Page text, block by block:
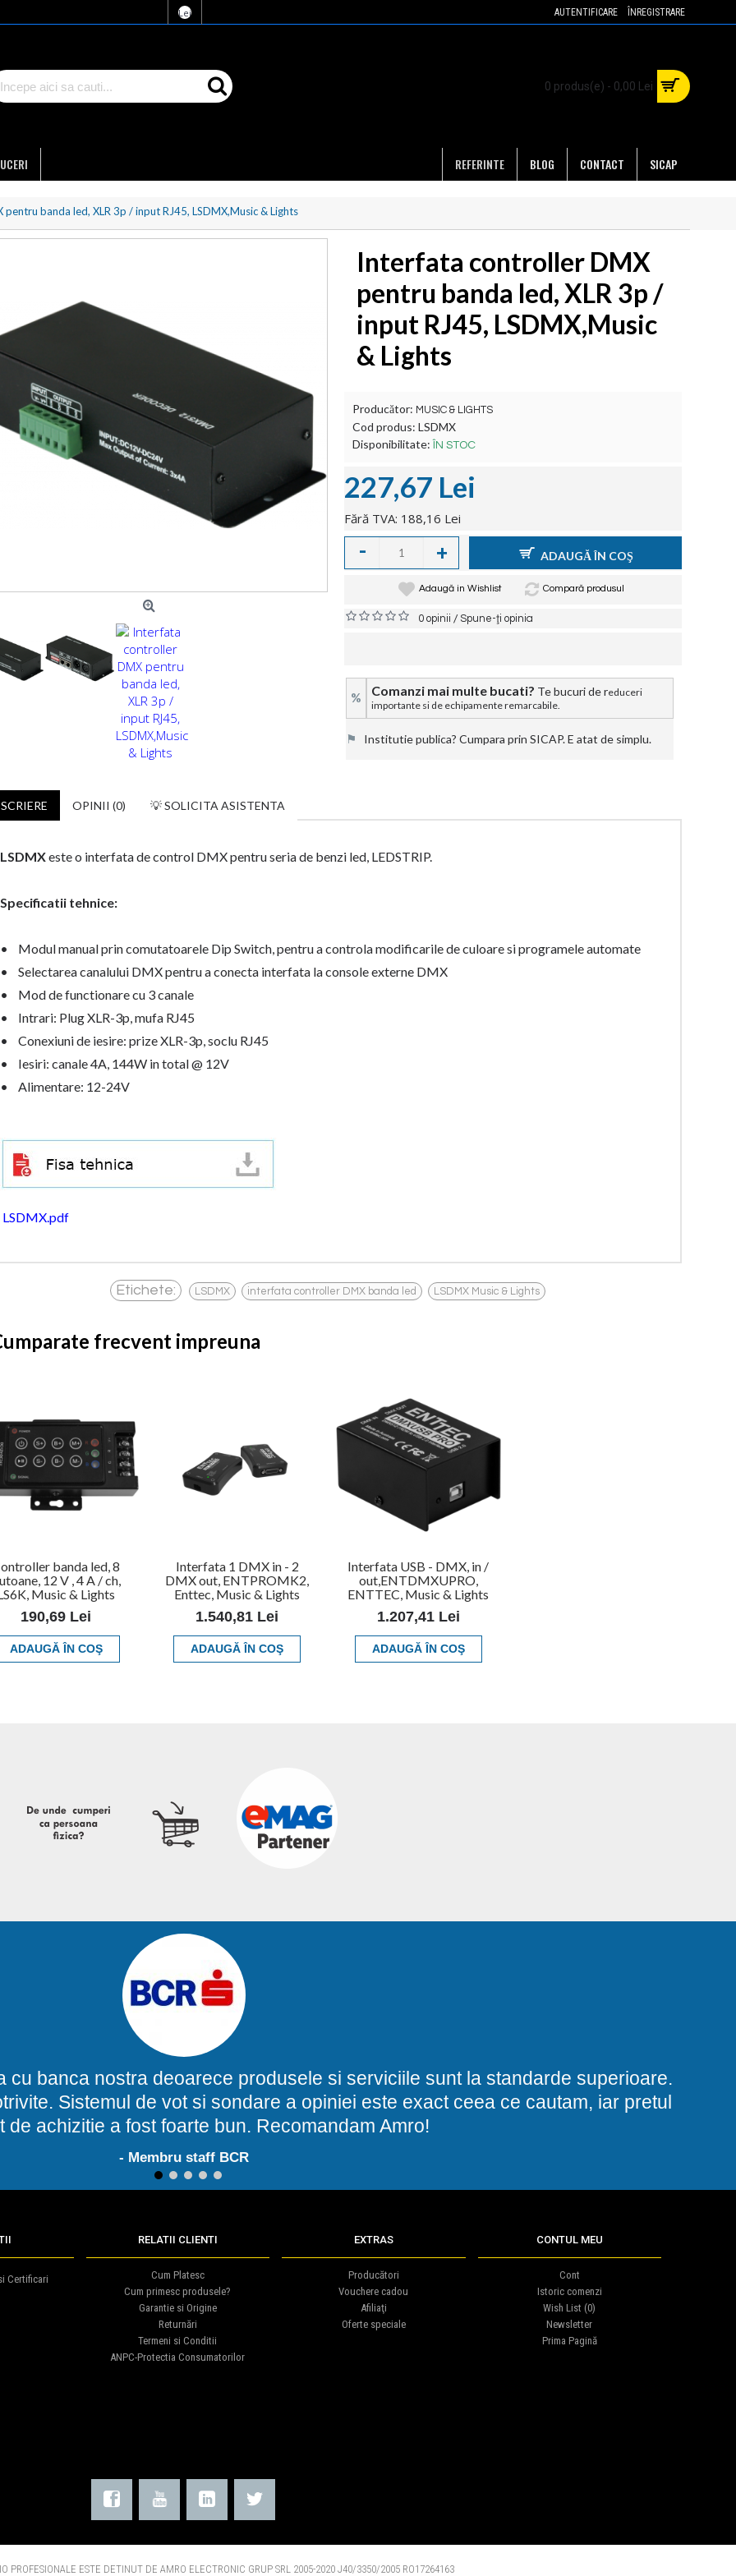
Lei AUTENTIFICARE ÎNREGISTRARE
0 produs(e) - 0,00 Lei
SICAP
CONTACT
BLOG
REFERINTE
banda led, XLR 3p / input RJ45, LSDMX,Music & Lights
Interfata controller DMX
pentru banda led, XLR 3p /
input RJ45, LSDMX,Music
& Lights
Producător: MUSIC & LIGHTS
Cod produs: LSDMX
Disponibilitate: ÎN STOC
227,67 Lei
Fără TVA: 188,16 Lei
- + ADAUGĂ ÎN COŞ
Adaugă in Wishlist Compară produsul
0 opinii /Spune-ţi opinia
% Comanzi mai multe bucati? Te bucuri de reduceri
importante si de echipamente remarcabile.
⚑ Institutie publica? Cumpara prin SICAP. E atat de simplu.
OPINII (0) 💡 SOLICITA ASISTENTA
LSDMXeste o interfata de control DMX pentru seria de benzi led, LEDSTRIP.
Specificatii tehnice:
• Modul manual prin comutatoarele Dip Switch, pentru a controla modificarile de culoare si programele automate
• Selectarea canalului DMX pentru a conecta interfata la console externe DMX
• Mod de functionare cu 3 canale
• Intrari: Plug XLR-3p, mufa RJ45
• Conexiuni de iesire: prize XLR-3p, soclu RJ45
• Iesiri: canale 4A, 144W in total @ 12V
• Alimentare: 12-24V
LSDMX.pdf
Etichete: LSDMX interfata controller DMX banda led LSDMX Music & Lights
frecvent impreuna
banda led, 8
12 V , 4 A / ch,
Music & Lights
190,69 Lei
ADAUGĂ ÎN COŞ
Interfata 1 DMX in - 2
DMX out, ENTPROMK2,
Enttec, Music & Lights
1.540,81 Lei
ADAUGĂ ÎN COŞ
Interfata USB - DMX, in /
out,ENTDMXUPRO,
ENTTEC, Music & Lights
1.207,41 Lei
ADAUGĂ ÎN COŞ
cu banca nostra deoarece produsele si serviciile sunt la standarde superioare.
Sistemul de vot si sondare a opiniei este exact ceea ce cautam, iar pretul
de achizitie a fost foarte bun. Recomandam Amro!
- Membru staff BCR
1 2 3 4 5
Certificari
RELATII CLIENTI
Cum Platesc
Cum primesc produsele?
Garantie si Origine
Returnări
Termeni si Conditii
ANPC-Protectia Consumatorilor
EXTRAS
Producători
Vouchere cadou
Afiliaţi
Oferte speciale
CONTUL MEU
Cont
Istoric comenzi
Wish List (0)
Newsletter
Prima Pagină
PROFESIONALE ESTE DETINUT DE AMRO ELECTRONIC GRUP SRL 2005-2020 J40/3350/2005 RO17264163